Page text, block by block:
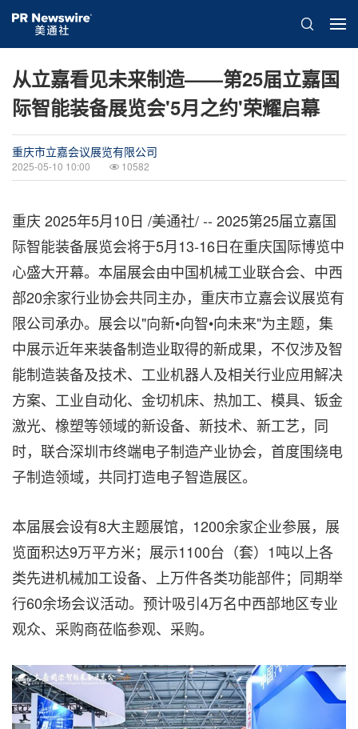
从立嘉看见未来制造——第25届立嘉国
际智能装备展览会'5月之约'荣耀启幕
重庆市立嘉会议展览有限公司
2025-05-10 10:00 10582
重庆2025年5月10日 /美通社/ -- 2025第25届立嘉国
际智能装备展览会将于5月13-16日在重庆国际博览中
心盛大开幕。本届展会由中国机械工业联合会、中西
部20余家行业协会共同主办，重庆市立嘉会议展览有
限公司承办。展会以"向新•向智•向未来"为主题，集
中展示近年来装备制造业取得的新成果，不仅涉及智
能制造装备及技术、工业机器人及相关行业应用解决
方案、工业自动化、金切机床、热加工、模具、钣金
激光、橡塑等领域的新设备、新技术、新工艺，同
时，联合深圳市终端电子制造产业协会，首度围绕电
子制造领域，共同打造电子智造展区。
本届展会设有8大主题展馆，1200余家企业参展，展
览面积达9万平方米；展示1100台（套）1吨以上各
类先进机械加工设备、上万件各类功能部件；同期举
行60余场会议活动。预计吸引4万名中西部地区专业
观众、采购商莅临参观、采购。